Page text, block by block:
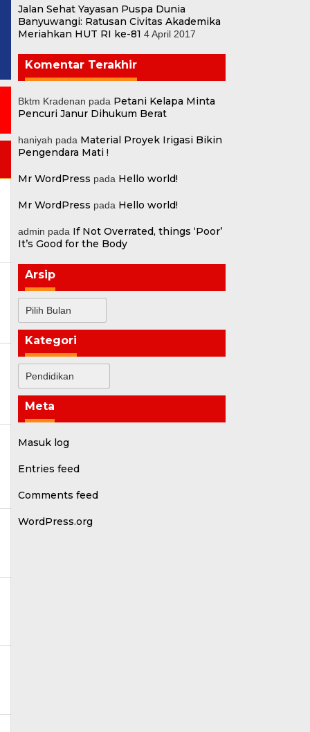
Jalan Sehat Yayasan Puspa Dunia
Banyuwangi: Ratusan Civitas Akademika
Meriahkan HUT RI ke-81 4 April 2017
Komentar Terakhir
Bktm Kradenan pada Petani Kelapa Minta
Pencuri Janur Dihukum Berat
haniyah pada Material Proyek Irigasi Bikin
Pengendara Mati !
Mr WordPress pada Hello world!
Mr WordPress pada Hello world!
admin pada If Not Overrated, things ‘Poor’
It’s Good for the Body
Arsip
Kategori
Meta
Masuk log
Entries feed
Comments feed
WordPress.org